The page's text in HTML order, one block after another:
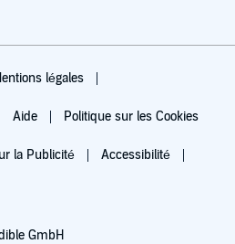
légales
Aide Politique sur les Cookies
la Publicité Accessibilité
GmbH